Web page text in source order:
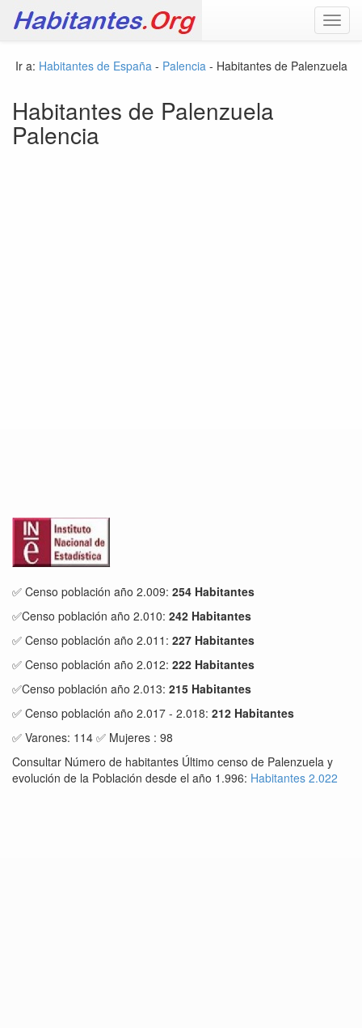
Ir a: Habitantes de España - Palencia- Habitantes de Palenzuela
Habitantes de Palenzuela
Palencia
✅ Censo población año 2.009: 254 Habitantes
✅Censo población año 2.010: 242 Habitantes
✅ Censo población año 2.011: 227 Habitantes
✅ Censo población año 2.012: 222 Habitantes
✅Censo población año 2.013: 215 Habitantes
✅ Censo población año 2.017 - 2.018: 212 Habitantes
✅ Varones: 114 ✅ Mujeres : 98
Consultar Número de habitantes Último censo de Palenzuela y
evolución de la Población desde el año 1.996: Habitantes 2.022